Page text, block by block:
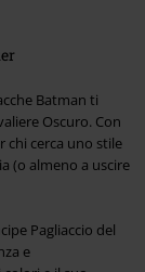
Batman ti
Oscuro. Con
chi cerca uno stile
(o almeno a uscire
Pagliaccio del
e